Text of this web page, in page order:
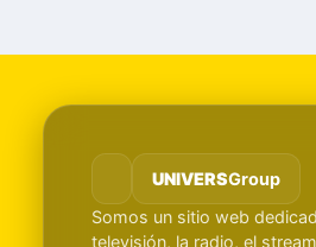
UNIVERSGroup
Somos un sitio web
televisión, la radio, el